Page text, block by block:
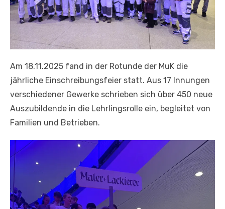
Am 18.11.2025 fand in der Rotunde der MuK die
jährliche Einschreibungsfeier statt. Aus 17 Innungen
verschiedener Gewerke schrieben sich über 450 neue
Auszubildende in die Lehrlingsrolle ein, begleitet von
Familien und Betrieben.